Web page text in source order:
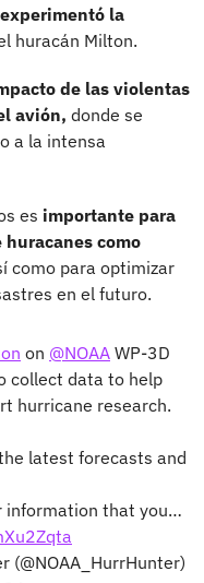
la
huracán Milton.
de las violentas
avión, donde se
a la intensa
es importante para
como
como para optimizar
en el futuro.
on @NOAA WP-3D
collect data to help
hurricane research.
latest forecasts and
information that you…
(@NOAA_HurrHunter)